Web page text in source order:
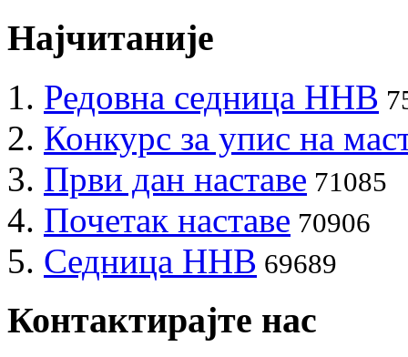
Најчитаније
Редовна седница ННВ
Конкурс за упис на
Први дан наставе 71085
Почетак наставе 70906
Седница ННВ 69689
Контактирајте нас